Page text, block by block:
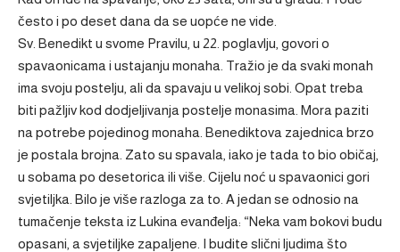
često i po deset dana da se uopće ne vide.
Sv. Benedikt u svome Pravilu, u 22. poglavlju, govori o
spavaonicama i ustajanju monaha. Tražio je da svaki monah
ima svoju postelju, ali da spavaju u velikoj sobi. Opat treba
biti pažljiv kod dodjeljivanja postelje monasima. Mora paziti
na potrebe pojedinog monaha. Benediktova zajednica brzo
je postala brojna. Zato su spavala, iako je tada to bio običaj,
u sobama po desetorica ili više. Cijelu noć u spavaonici gori
svjetiljka. Bilo je više razloga za to. A jedan se odnosio na
tumačenje teksta iz Lukina evanđelja: “Neka vam bokovi budu
opasani, a svjetiljke zapaljene. I budite slični ljudima što